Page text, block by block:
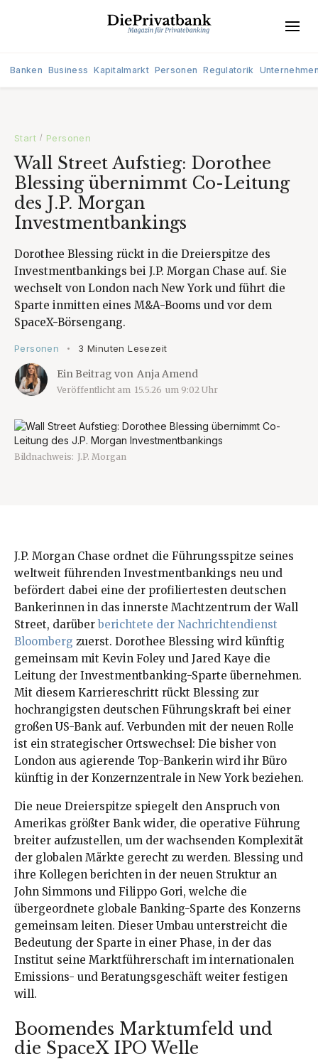
Banken Business Kapitalmarkt Personen Regulatorik
Start / Personen
Wall Street Aufstieg: Dorothee
Blessing übernimmt Co-Leitung
des J.P. Morgan
Investmentbankings
Dorothee Blessing rückt in die Dreierspitze des
Investmentbankings bei J.P. Morgan Chase auf. Sie
wechselt von London nach New York und führt die
Sparte inmitten eines M&A-Booms und vor dem
SpaceX-Börsengang.
Personen • 3 Minuten Lesezeit
Ein Beitrag von Anja Amend
Veröffentlicht am 15.5.26 um 9:02 Uhr
Bildnachweis: J.P. Morgan
J.P. Morgan Chase ordnet die Führungsspitze seines
weltweit führenden Investmentbankings neu und
befördert dabei eine der profiliertesten deutschen
Bankerinnen in das innerste Machtzentrum der Wall
Street, darüber berichtete der Nachrichtendienst
Bloomberg zuerst. Dorothee Blessing wird künftig
gemeinsam mit Kevin Foley und Jared Kaye die
Leitung der Investmentbanking-Sparte übernehmen.
Mit diesem Karriereschritt rückt Blessing zur
hochrangigsten deutschen Führungskraft bei einer
großen US-Bank auf. Verbunden mit der neuen Rolle
ist ein strategischer Ortswechsel: Die bisher von
London aus agierende Top-Bankerin wird ihr Büro
künftig in der Konzernzentrale in New York beziehen.
Die neue Dreierspitze spiegelt den Anspruch von
Amerikas größter Bank wider, die operative Führung
breiter aufzustellen, um der wachsenden Komplexität
der globalen Märkte gerecht zu werden. Blessing und
ihre Kollegen berichten in der neuen Struktur an
John Simmons und Filippo Gori, welche die
übergeordnete globale Banking-Sparte des Konzerns
gemeinsam leiten. Dieser Umbau unterstreicht die
Bedeutung der Sparte in einer Phase, in der das
Institut seine Marktführerschaft im internationalen
Emissions- und Beratungsgeschäft weiter festigen
will.
Boomendes Marktumfeld und
die SpaceX IPO Welle